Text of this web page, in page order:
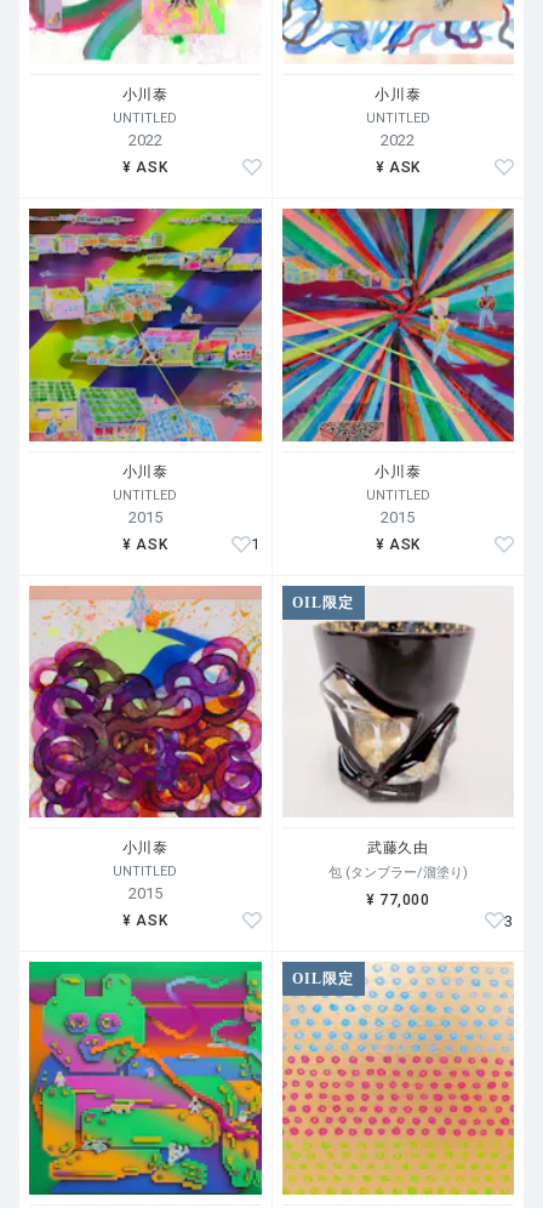
小川泰
UNTITLED
2022
¥ ASK
小川泰
UNTITLED
2022
¥ ASK
小川泰
UNTITLED
2015
¥ ASK 1
小川泰
UNTITLED
2015
¥ ASK
小川泰
UNTITLED
2015
¥ ASK
OIL限定
武藤久由
包 (タンブラー/溜塗り)
¥ 77,000
3
OIL限定